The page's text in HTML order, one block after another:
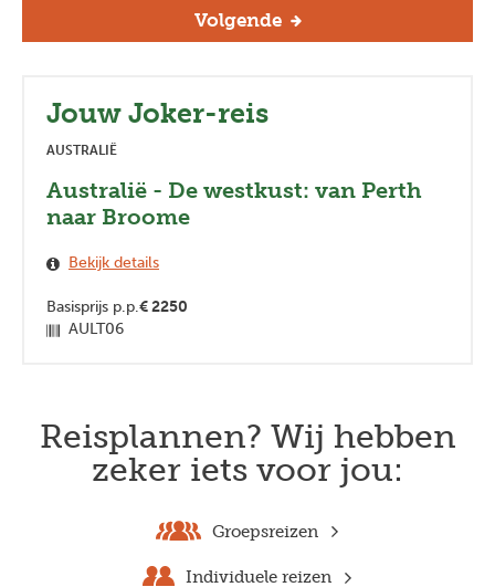
Volgende
Jouw Joker-reis
AUSTRALIË
Australië - De westkust: van Perth
naar Broome
Bekijk details
Basisprijs p.p.€2250
AULT06
Reisplannen? Wij hebben
zeker iets voor jou:
Groepsreizen
Individuele reizen